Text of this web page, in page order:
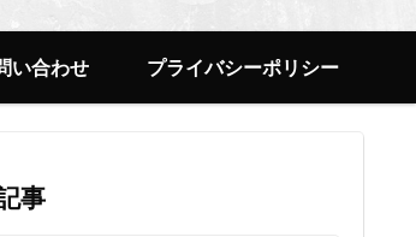
い合わせ プライバシーポリシー
事